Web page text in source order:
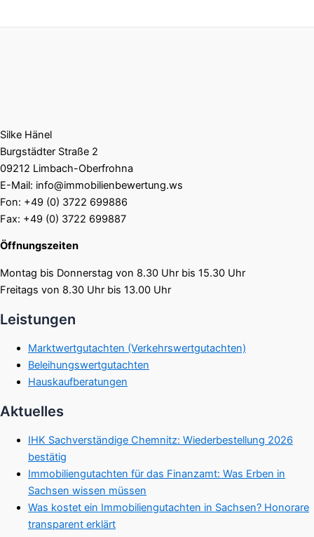
Silke Hänel
Burgstädter Straße 2
09212 Limbach-Oberfrohna
E-Mail: info@immobilienbewertung.ws
Fon: +49 (0) 3722 699886
Fax: +49 (0) 3722 699887
Öffnungszeiten
Montag bis Donnerstag von 8.30 Uhr bis 15.30 Uhr
Freitags von 8.30 Uhr bis 13.00 Uhr
Leistungen
Marktwertgutachten (Verkehrswertgutachten)
Beleihungswertgutachten
Hauskaufberatungen
Aktuelles
IHK Sachverständige Chemnitz: Wiederbestellung 2026
bestätig
Immobiliengutachten für das Finanzamt: Was Erben in
Sachsen wissen müssen
Was kostet ein Immobiliengutachten in Sachsen? Honorare
transparent erklärt